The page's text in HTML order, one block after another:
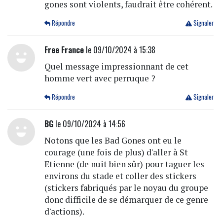
gones sont violents, faudrait être cohérent.
Signaler
Répondre
Free Francele 09/10/2024 à 15:38
Quel message impressionnant de cet
homme vert avec perruque ?
Signaler
Répondre
BGle 09/10/2024 à 14:56
Notons que les Bad Gones ont eu le
courage (une fois de plus) d'aller à St
Etienne (de nuit bien sûr) pour taguer les
environs du stade et coller des stickers
(stickers fabriqués par le noyau du groupe
donc difficile de se démarquer de ce genre
d'actions).